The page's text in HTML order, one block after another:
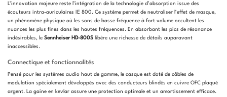
L’innovation majeure reste l’intégration de la technologie d’absorption issue des
écouteurs intra-auriculaires IE 800. Ce système permet de neutraliser l’effet de masque,
un phénomène physique où les sons de basse fréquence à fort volume occultent les
nuances les plus fines dans les hautes fréquences. En absorbant les pics de résonance
indésirables, le Sennheiser HD-800S libère une richesse de détails auparavant
inaccessibles.
Connectique et fonctionnalités
Pensé pour les systèmes audio haut de gamme, le casque est doté de câbles de
modulation spécialement développés avec des conducteurs blindés en cuivre OFC plaqué
argent. La gaine en kevlar assure une protection optimale et un amortissement efficace.